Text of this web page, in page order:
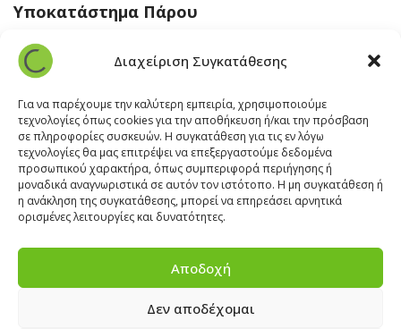
Διαχείριση Συγκατάθεσης
Για να παρέχουμε την καλύτερη εμπειρία, χρησιμοποιούμε
τεχνολογίες όπως cookies για την αποθήκευση ή/και την πρόσβαση
σε πληροφορίες συσκευών. Η συγκατάθεση για τις εν λόγω
τεχνολογίες θα μας επιτρέψει να επεξεργαστούμε δεδομένα
προσωπικού χαρακτήρα, όπως συμπεριφορά περιήγησης ή
μοναδικά αναγνωριστικά σε αυτόν τον ιστότοπο. Η μη συγκατάθεση ή
η ανάκληση της συγκατάθεσης, μπορεί να επηρεάσει αρνητικά
ορισμένες λειτουργίες και δυνατότητες.
Αποδοχή
Δεν αποδέχομαι
Υποκατάστημα Πάρου
Άγιος Βλάσης Αρχίλοχος, Πάρος 84400
22840 43 163
paros@cleanit.gr
Υποκατάστημα Σαντορίνης
Έξω Γωνία, Σαντορίνη847 00
22860 22322